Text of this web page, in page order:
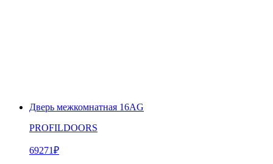
Дверь межкомнатная 16AG
PROFILDOORS
69271₽